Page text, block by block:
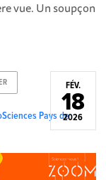
vue. Un soupçon
Pays de
FÉV.
18
2026